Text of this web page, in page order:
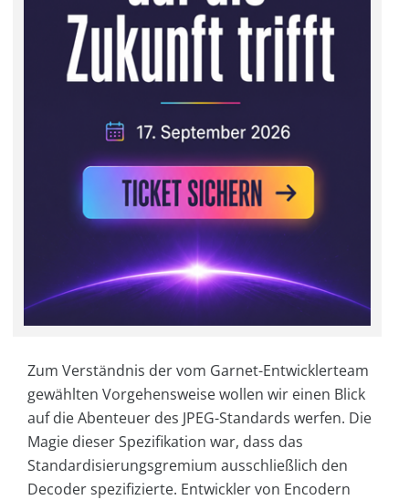
Zum Verständnis der vom Garnet-Entwicklerteam
gewählten Vorgehensweise wollen wir einen Blick
auf die Abenteuer des JPEG-Standards werfen. Die
Magie dieser Spezifikation war, dass das
Standardisierungsgremium ausschließlich den
Decoder spezifizierte. Entwickler von Encodern